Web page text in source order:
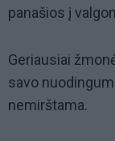
panašios į
Geriausiai
savo
nemirštama.